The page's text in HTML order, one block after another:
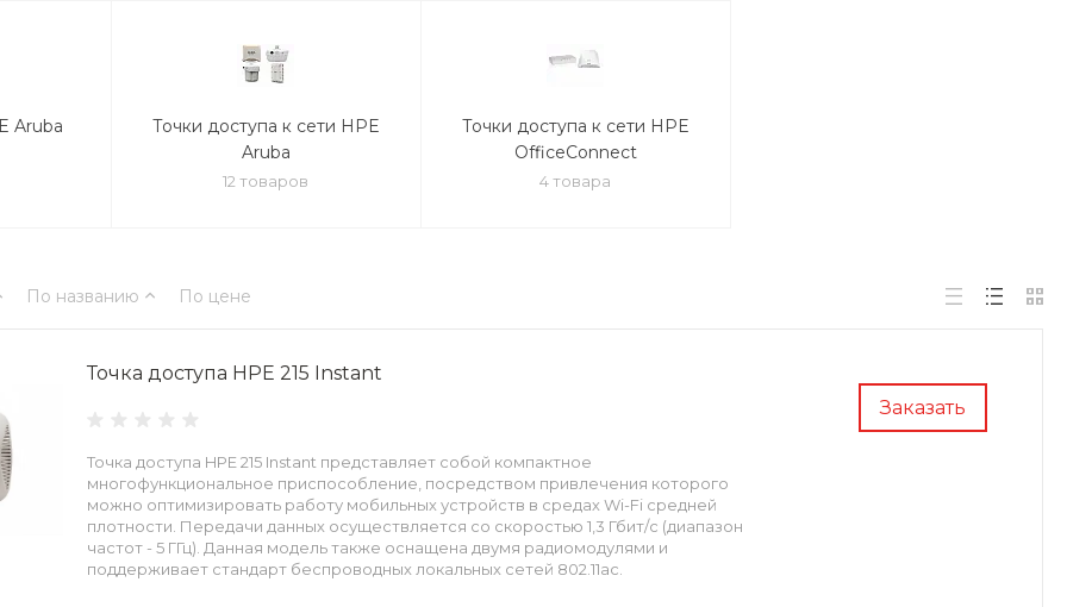
Aruba
Точки доступа к сети HPE
Aruba
12 товаров
Точки доступа к сети HPE
OfficeConnect
4 товара
По названию По цене
Заказать
Точка доступа HPE 215 Instant
Точка доступа HPE 215 Instant представляет собой компактное
многофункциональное приспособление, посредством привлечения которого
можно оптимизировать работу мобильных устройств в средах Wi-Fi средней
плотности. Передачи данных осуществляется со скоростью 1,3 Гбит/с (диапазон
частот - 5 ГГц). Данная модель также оснащена двумя радиомодулями и
поддерживает стандарт беспроводных локальных сетей 802.11ас.